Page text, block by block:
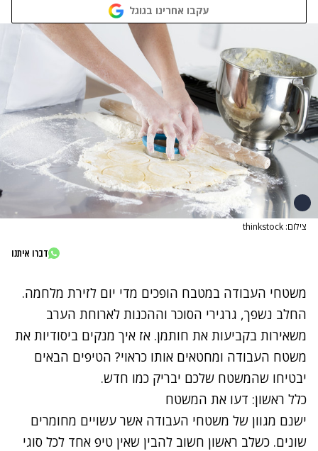
עקבו אחרינו בגוגל
צילום: thinkstock
דברו איתנו
משטחי העבודה במטבח הופכים מדי יום לזירת מלחמה.
החלב נשפך, גרגירי הסוכר וההכנות לארוחת הערב
משאירות בקביעות את חותמן. אז איך מנקים ביסודיות את
משטח העבודה ומחטאים אותו כראוי? הטיפים הבאים
יבטיחו שהמשטח שלכם יבריק כמו חדש.
כלל ראשון: דעו את המשטח
ישנם מגוון של משטחי העבודה אשר עשויים מחומרים
שונים. כשלב ראשון חשוב להבין שאין טיפ אחד לכל סוגי